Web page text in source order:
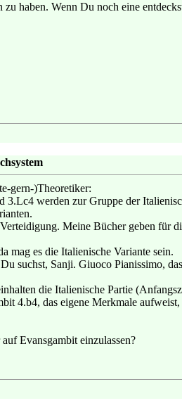
haben. Wenn Du noch eine
gern-)Theoretiker:
3.Lc4 werden zur Gruppe der
Meine Bücher geben für
mag es die Italienische Variante sein.
suchst, Sanji. Giuoco Pianissimo,
die Italienische Partie
4.b4, das eigene Merkmale
Evansgambit einzulassen?